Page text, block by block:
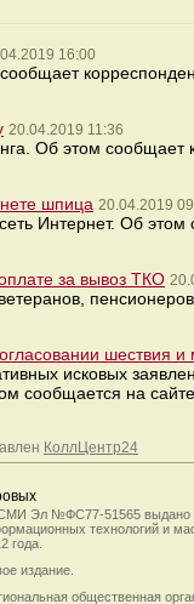
16:00
20.04.2019 11:36
Об этом
шпица 20.04.2019
Интернет. Об
за вывоз ТКО
шествия и
исковых
сообщается на
КоллЦентр24
СМИ Эл №ФС77-51565 выдано
технологий и
года.
издание.
общественная